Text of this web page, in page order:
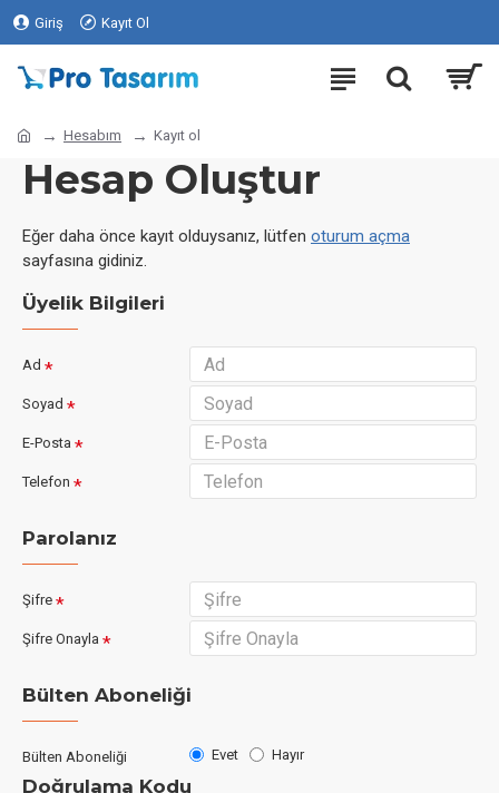
Giriş Kayıt Ol
Hesabım Kayıt ol
Hesap Oluştur
Eğer daha önce kayıt olduysanız, lütfen oturum açma
sayfasına gidiniz.
Üyelik Bilgileri
Ad
Soyad
E-Posta
Telefon
Parolanız
Şifre
Şifre Onayla
Bülten Aboneliği
Bülten Aboneliği Evet Hayır
Doğrulama Kodu